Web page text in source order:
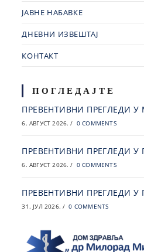
ЈАВНЕ НАБАВКЕ
ДНЕВНИ ИЗВЕШТАЈ
КОНТАКТ
ПОГЛЕДАЈТЕ
ПРЕВЕНТИВНИ ПРЕГЛЕДИ У
6. АВГУСТ 2026. / 0 COMMENTS
ПРЕВЕНТИВНИ ПРЕГЛЕДИ У
6. АВГУСТ 2026. / 0 COMMENTS
ПРЕВЕНТИВНИ ПРЕГЛЕДИ У
31. ЈУЛ 2026. / 0 COMMENTS